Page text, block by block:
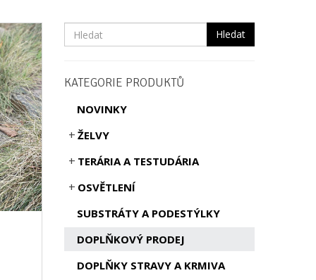
Hledat
KATEGORIE PRODUKTŮ
NOVINKY
ŽELVY
TERÁRIA A TESTUDÁRIA
OSVĚTLENÍ
SUBSTRÁTY A PODESTÝLKY
DOPLŇKOVÝ PRODEJ
DOPLŇKY STRAVY A KRMIVA